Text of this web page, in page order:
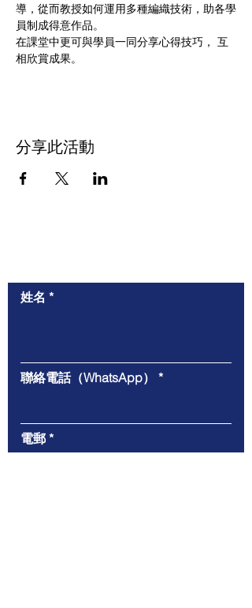
導，從而教授如何運用多種編織技術，助各學
員制成得意作品。
在課堂中更可與學員一同分享心得技巧， 互
相欣賞成果。
分享此活動
姓名
聯絡電話（WhatsApp）
電郵